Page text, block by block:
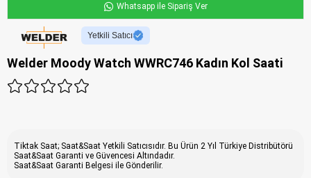
Whatsapp ile Sipariş Ver
Yetkili Satıcı
Welder Moody Watch WWRC746 Kadın Kol Saati
Tiktak Saat; Saat&Saat Yetkili Satıcısıdır. Bu Ürün 2 Yıl Türkiye Distribütörü
Saat&Saat Garanti ve Güvencesi Altındadır.
Saat&Saat Garanti Belgesi ile Gönderilir.